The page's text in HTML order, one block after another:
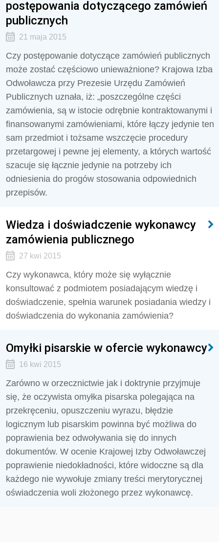
postępowania dotyczącego zamówień
publicznych
21 maja 2015
Czy postępowanie dotyczące zamówień publicznych
może zostać częściowo unieważnione? Krajowa Izba
Odwoławcza przy Prezesie Urzędu Zamówień
Publicznych uznała, iż: „poszczególne części
zamówienia, są w istocie odrębnie kontraktowanymi i
finansowanymi zamówieniami, które łączy jedynie ten
sam przedmiot i tożsame wszczęcie procedury
przetargowej i pewne jej elementy, a których wartość
szacuje się łącznie jedynie na potrzeby ich
odniesienia do progów stosowania odpowiednich
przepisów.
Wiedza i doświadczenie wykonawcy
zamówienia publicznego
27 kwi 2015
Czy wykonawca, który może się wyłącznie
konsultować z podmiotem posiadającym wiedzę i
doświadczenie, spełnia warunek posiadania wiedzy i
doświadczenia do wykonania zamówienia?
Omyłki pisarskie w ofercie wykonawcy
16 kwi 2015
Zarówno w orzecznictwie jak i doktrynie przyjmuje
się, że oczywista omyłka pisarska polegająca na
przekręceniu, opuszczeniu wyrazu, błędzie
logicznym lub pisarskim powinna być możliwa do
poprawienia bez odwoływania się do innych
dokumentów. W ocenie Krajowej Izby Odwoławczej
poprawienie niedokładności, które widoczne są dla
każdego nie wywołuje zmiany treści merytorycznej
oświadczenia woli złożonego przez wykonawcę.